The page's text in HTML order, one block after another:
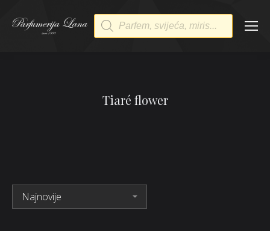
Products
search
Tiaré flower